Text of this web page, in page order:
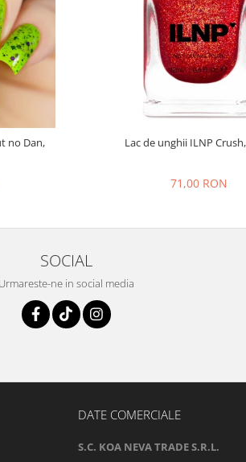
no Dan,
Lac de unghii ILNP
71,00 RON
SOCIAL
Urmareste-ne in social media
DATE COMERCIALE
S.C. KOA NEVA TRADE S.R.L.